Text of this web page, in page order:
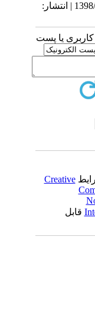
دریافت: 1397/12/7 | پذیرش: 1398/3/18 | انتشار:
یا پست
Creative
قابل